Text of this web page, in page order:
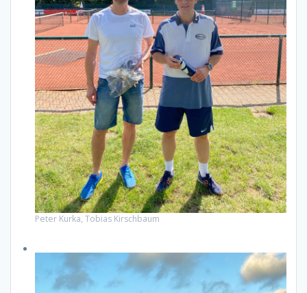
Peter Kurka, Tobias Kirschbaum